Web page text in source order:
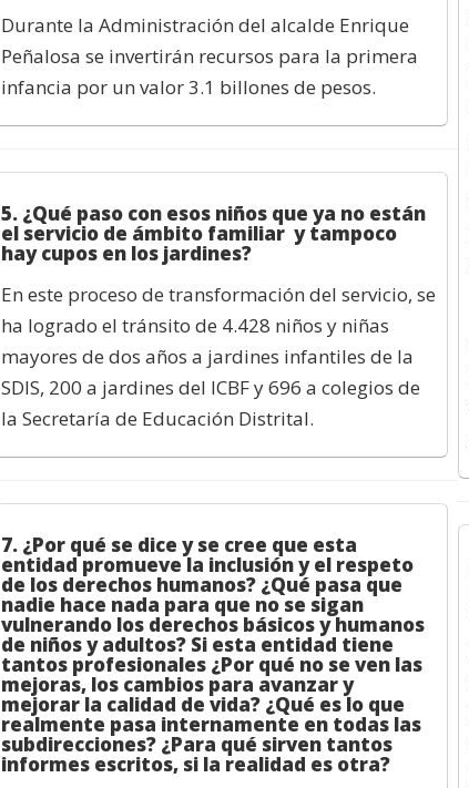
Durante la Administración del alcalde Enrique
Peñalosa se invertirán recursos para la primera
infancia por un valor 3.1 billones de pesos.
5. ¿Qué paso con esos niños que ya no están
el servicio de ámbito familiar y tampoco
hay cupos en los jardines?
En este proceso de transformación del servicio, se
ha logrado el tránsito de 4.428 niños y niñas
mayores de dos años a jardines infantiles de la
SDIS, 200 a jardines del ICBF y 696 a colegios de
la Secretaría de Educación Distrital.
7. ¿Por qué se dice y se cree que esta
entidad promueve la inclusión y el respeto
de los derechos humanos? ¿Qué pasa que
nadie hace nada para que no se sigan
vulnerando los derechos básicos y humanos
de niños y adultos? Si esta entidad tiene
tantos profesionales ¿Por qué no se ven las
mejoras, los cambios para avanzar y
mejorar la calidad de vida? ¿Qué es lo que
realmente pasa internamente en todas las
subdirecciones? ¿Para qué sirven tantos
informes escritos, si la realidad es otra?